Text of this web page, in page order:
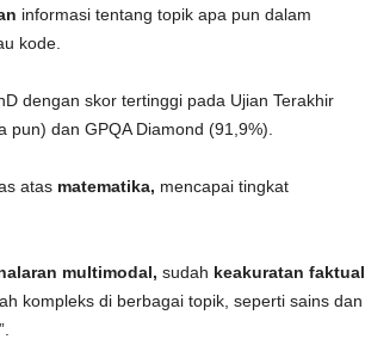
informasi tentang topik apa pun dalam
kode.
dengan skor tertinggi pada Ujian Terakhir
dan GPQA Diamond (91,9%).
atas matematika, mencapai tingkat
multimodal, sudah keakuratan faktual
kompleks di berbagai topik, seperti sains dan